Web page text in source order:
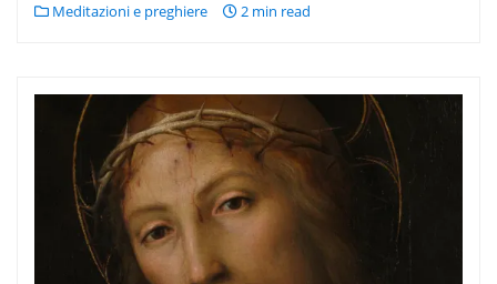
Meditazioni e preghiere 2 min read